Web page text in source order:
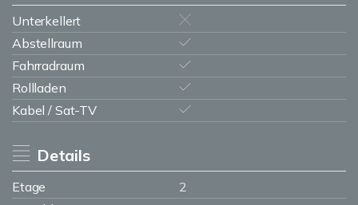
Unterkellert
Abstellraum
Fahrradraum
Rollladen
Kabel / Sat-TV
Details
Etage
2